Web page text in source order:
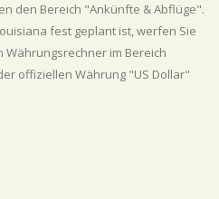
den Bereich "Ankünfte & Abflüge".
fest geplant ist, werfen Sie
im Bereich
offiziellen Währung "US Dollar"